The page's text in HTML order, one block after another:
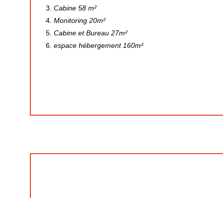
Cabine 58 m²
Monitoring 20m²
Cabine et Bureau 27m²
espace hébergement 160m²